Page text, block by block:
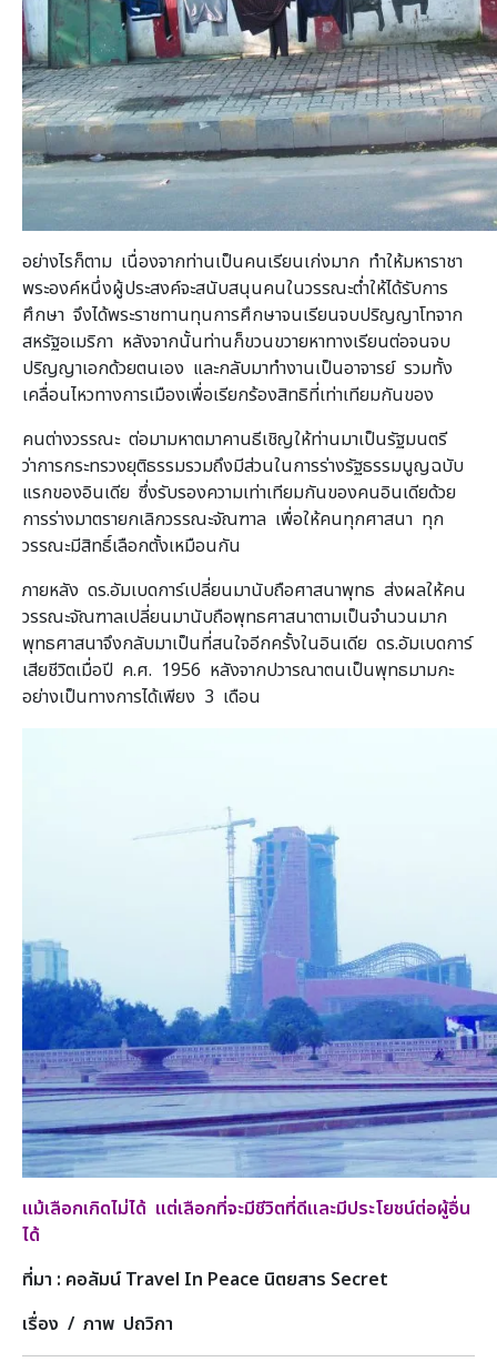
อย่างไรก็ตาม เนื่องจากท่านเป็นคนเรียนเก่งมาก ทำให้มหาราชา
พระองค์หนึ่งผู้ประสงค์จะสนับสนุนคนในวรรณะต่ำให้ได้รับการ
ศึกษา จึงได้พระราชทานทุนการศึกษาจนเรียนจบปริญญาโทจาก
สหรัฐอเมริกา หลังจากนั้นท่านก็ขวนขวายหาทางเรียนต่อจนจบ
ปริญญาเอกด้วยตนเอง และกลับมาทำงานเป็นอาจารย์ รวมทั้ง
เคลื่อนไหวทางการเมืองเพื่อเรียกร้องสิทธิที่เท่าเทียมกันของ
คนต่างวรรณะ ต่อมามหาตมาคานธีเชิญให้ท่านมาเป็นรัฐมนตรี
ว่าการกระทรวงยุติธรรมรวมถึงมีส่วนในการร่างรัฐธรรมนูญฉบับ
แรกของอินเดีย ซึ่งรับรองความเท่าเทียมกันของคนอินเดียด้วย
การร่างมาตรายกเลิกวรรณะจัณฑาล เพื่อให้คนทุกศาสนา ทุก
วรรณะมีสิทธิ์เลือกตั้งเหมือนกัน
ภายหลัง ดร.อัมเบดการ์เปลี่ยนมานับถือศาสนาพุทธ ส่งผลให้คน
วรรณะจัณฑาลเปลี่ยนมานับถือพุทธศาสนาตามเป็นจำนวนมาก
พุทธศาสนาจึงกลับมาเป็นที่สนใจอีกครั้งในอินเดีย ดร.อัมเบดการ์
เสียชีวิตเมื่อปี ค.ศ. 1956 หลังจากปวารณาตนเป็นพุทธมามกะ
อย่างเป็นทางการได้เพียง 3 เดือน
แม้เลือกเกิดไม่ได้ แต่เลือกที่จะมีชีวิตที่ดีและมีประโยชน์ต่อผู้อื่น
ได้
ที่มา : คอลัมน์ Travel In Peace นิตยสาร Secret
เรื่อง / ภาพ ปถวิกา